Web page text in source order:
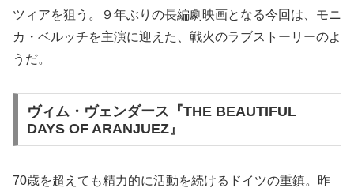
ツィアを狙う。９年ぶりの長編劇映画となる今回は、モニ
カ・ベルッチを主演に迎えた、戦火のラブストーリーのよ
うだ。
ヴィム・ヴェンダース『THE BEAUTIFUL
DAYS OF ARANJUEZ』
70歳を超えても精力的に活動を続けるドイツの重鎮。昨